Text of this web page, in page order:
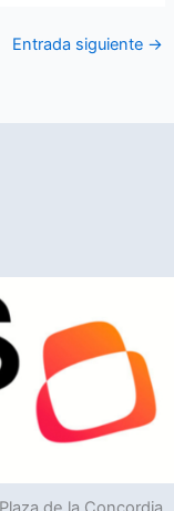
Entrada siguiente →